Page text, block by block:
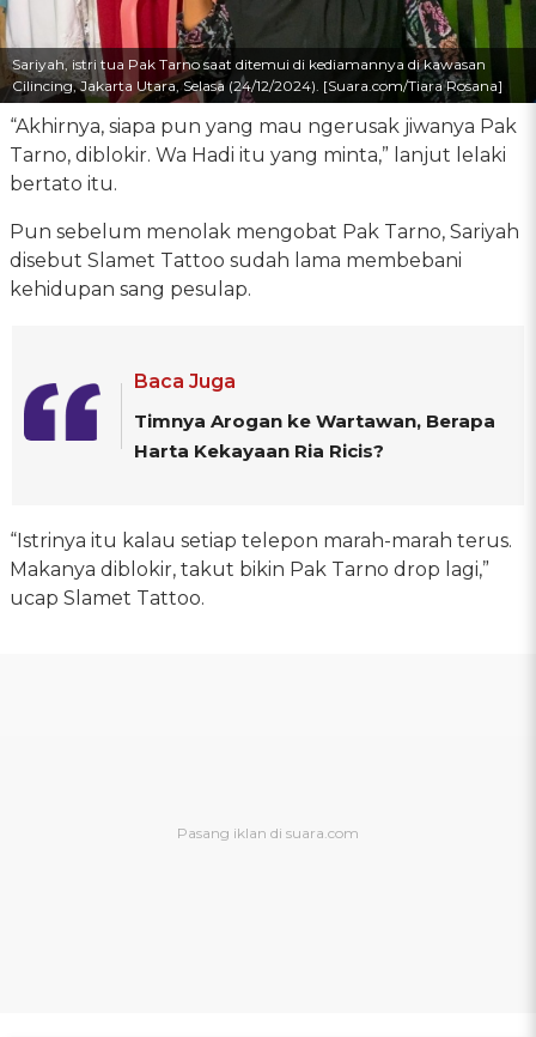
Sariyah, istri tua Pak Tarno saat ditemui di kediamannya di kawasan
Cilincing, Jakarta Utara, Selasa (24/12/2024). [Suara.com/Tiara Rosana]
“Akhirnya, siapa pun yang mau ngerusak jiwanya Pak
Tarno, diblokir. Wa Hadi itu yang minta,” lanjut lelaki
bertato itu.
Pun sebelum menolak mengobat Pak Tarno, Sariyah
disebut Slamet Tattoo sudah lama membebani
kehidupan sang pesulap.
Baca Juga
Timnya Arogan ke Wartawan, Berapa
Harta Kekayaan Ria Ricis?
“Istrinya itu kalau setiap telepon marah-marah terus.
Makanya diblokir, takut bikin Pak Tarno drop lagi,”
ucap Slamet Tattoo.